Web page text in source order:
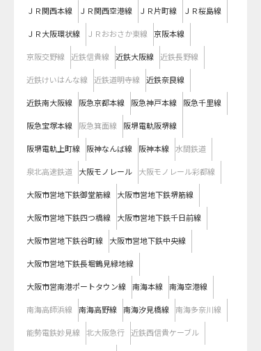
ＪＲ関西本線 ＪＲ関西空港線 ＪＲ片町線 ＪＲ桜島線
ＪＲ大阪環状線 ＪＲおおさか東線 京阪本線
京阪交野線 近鉄信貴線 近鉄大阪線 近鉄長野線
近鉄けいはんな線 近鉄道明寺線 近鉄奈良線
近鉄南大阪線 阪急京都本線 阪急神戸本線 阪急千里線
阪急宝塚本線 阪急箕面線 阪堺電軌阪堺線
阪堺電軌上町線 阪神なんば線 阪神本線 水間鉄道
泉北高速鉄道 大阪モノレール 大阪モノレール彩都線
大阪市営地下鉄御堂筋線 大阪市営地下鉄堺筋線
大阪市営地下鉄四つ橋線 大阪市営地下鉄千日前線
大阪市営地下鉄谷町線 大阪市営地下鉄中央線
大阪市営地下鉄長堀鶴見緑地線
大阪市営南港ポートタウン線 南海本線 南海空港線
南海高師浜線 南海高野線 南海汐見橋線 南海多奈川線
能勢電鉄妙見線 北大阪急行 近鉄西信貴ケーブル